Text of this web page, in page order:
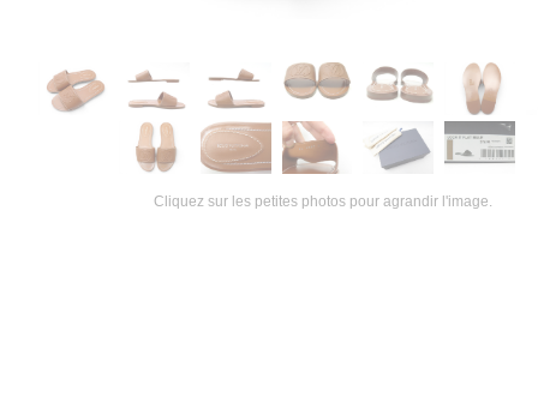
Cliquez sur les petites photos pour agrandir l'image.